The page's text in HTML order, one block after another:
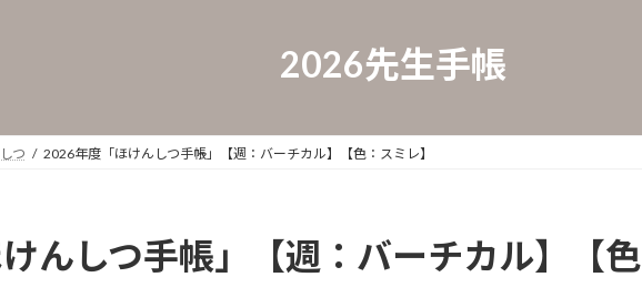
2026先生手帳
つ 2026年度「ほけんしつ手帳」【週：バーチカル】【色：スミレ】
んしつ手帳」【週：バーチカル】【色